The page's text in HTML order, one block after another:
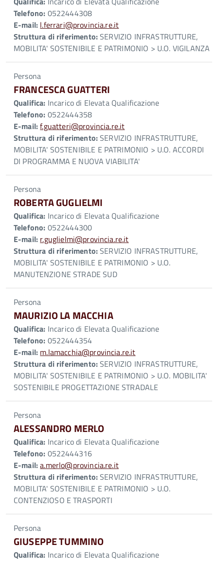
Telefono: 0522444308
E-mail: l.ferrari@provincia.re.it
Struttura di riferimento:SERVIZIO INFRASTRUTTURE,
MOBILITA' SOSTENIBILE E PATRIMONIO > U.O. VIGILANZA
Persona
FRANCESCA GUATTERI
Qualifica: Incarico di Elevata Qualificazione
Telefono: 0522444358
E-mail:f.guatteri@provincia.re.it
Struttura di riferimento:SERVIZIO INFRASTRUTTURE,
MOBILITA' SOSTENIBILE E PATRIMONIO > U.O. ACCORDI
DI PROGRAMMA E NUOVA VIABILITA'
Persona
ROBERTA GUGLIELMI
Qualifica: Incarico di Elevata Qualificazione
Telefono: 0522444300
E-mail: r.guglielmi@provincia.re.it
Struttura di riferimento:SERVIZIO INFRASTRUTTURE,
MOBILITA' SOSTENIBILE E PATRIMONIO > U.O.
MANUTENZIONE STRADE SUD
Persona
MAURIZIO LA MACCHIA
Qualifica: Incarico di Elevata Qualificazione
Telefono: 0522444354
E-mail: m.lamacchia@provincia.re.it
Struttura di riferimento:SERVIZIO INFRASTRUTTURE,
MOBILITA' SOSTENIBILE E PATRIMONIO > U.O. MOBILITA'
SOSTENIBILE PROGETTAZIONE STRADALE
Persona
ALESSANDRO MERLO
Qualifica: Incarico di Elevata Qualificazione
Telefono: 0522444316
E-mail:a.merlo@provincia.re.it
Struttura di riferimento:SERVIZIO INFRASTRUTTURE,
MOBILITA' SOSTENIBILE E PATRIMONIO > U.O.
CONTENZIOSO E TRASPORTI
Persona
GIUSEPPE TUMMINO
Qualifica: Incarico di Elevata Qualificazione